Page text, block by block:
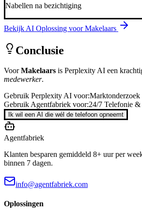
Nabellen na bezichtiging
Bekijk AI Oplossing voorMakelaars
Conclusie
VoorMakelaars is Perplexity AI een
medewerker.
Gebruik Perplexity AI voor:Marktonderzoek
Gebruik Agentfabriek voor:24/7 Telefonie
Ik wil een AI die wél de telefoon opneemt
Agentfabriek
Klanten besparen gemiddeld 8+ uur per
binnen 7 dagen.
info@agentfabriek.com
Oplossingen